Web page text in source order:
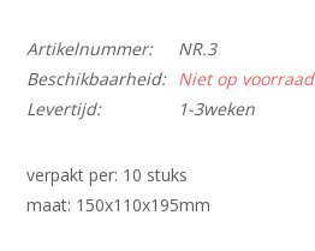
Artikelnummer:
NR.3
Beschikbaarheid:
Niet op voorraad
Levertijd:
1-3weken
verpakt per: 10 stuks
maat: 150x110x195mm